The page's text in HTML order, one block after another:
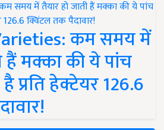
कम समय में
हैं मक्का की ये पांच
प्रति हेक्टेयर 126.6